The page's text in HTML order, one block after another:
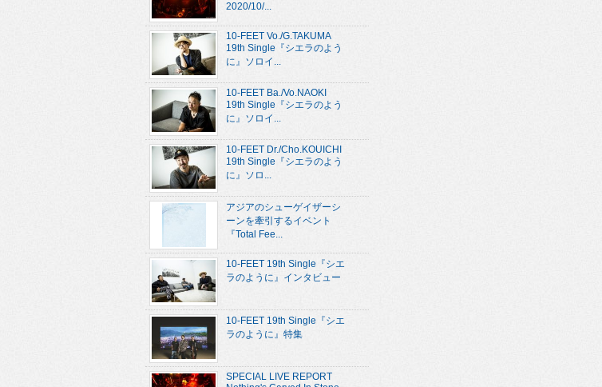
2020/10/...
10-FEET Vo./G.TAKUMA
19th Single『シエラのよう
に』ソロイ...
10-FEET Ba./Vo.NAOKI
19th Single『シエラのよう
に』ソロイ...
10-FEET Dr./Cho.KOUICHI
19th Single『シエラのよう
に』ソロ...
アジアのシューゲイザーシ
ーンを牽引するイベント
『Total Fee...
10-FEET 19th Single『シエ
ラのように』インタビュー
10-FEET 19th Single『シエ
ラのように』特集
SPECIAL LIVE REPORT